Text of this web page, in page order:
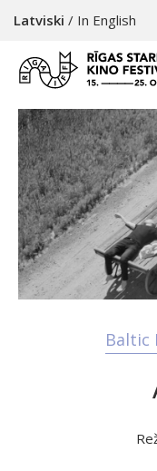
Latviski / In English
Baltic